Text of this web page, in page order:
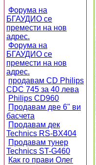
Форума на
БГАУДИО се
премести на нов
адрес.
Форума на
БГАУДИО се
премести на нов
адрес.
продавам CD Philips
CDC 745 за 40 лева
Philips CD960
Продавам две 6" ви
басчета
Продавам дек
Technics RS-BX404
Продавам тунер
Technics ST-G460
Как го прави Олег